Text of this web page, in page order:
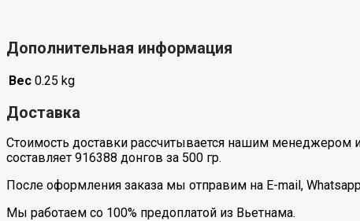
Дополнительная информация
Вес 0.25 kg
Доставка
Стоимость доставки рассчитывается нашим менеджером
составляет 916388 донгов за 500 гр.
После оформления заказа мы отправим на E-mail,
Мы работаем со 100% предоплатой из Вьетнама.